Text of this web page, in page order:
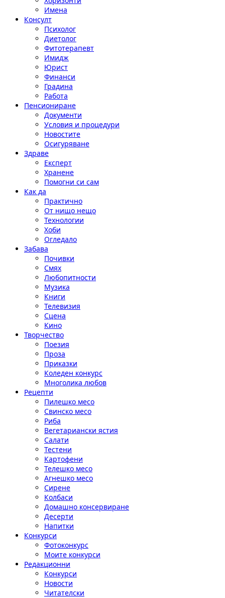
Имена
Консулт
Психолог
Диетолог
Фитотерапевт
Имидж
Юрист
Финанси
Градина
Работа
Пенсиониране
Документи
Условия и процедури
Новостите
Осигуряване
Здраве
Експерт
Хранене
Помогни си сам
Как да
Практично
От нищо нещо
Технологии
Хоби
Огледало
Забава
Почивки
Смях
Любопитности
Музика
Книги
Телевизия
Сцена
Кино
Творчество
Поезия
Проза
Приказки
Коледен конкурс
Многолика любов
Рецепти
Пилешко месо
Свинско месо
Риба
Вегетариански ястия
Салати
Тестени
Картофени
Телешко месо
Агнешко месо
Сирене
Колбаси
Домашно консервиране
Десерти
Напитки
Конкурси
Фотоконкурс
Моите конкурси
Редакционни
Конкурси
Новости
Читателски